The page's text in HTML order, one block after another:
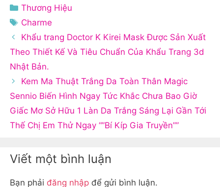
Danh
mục
Thương Hiệu
Thẻ
Charme
Khẩu trang Doctor K Kirei Mask Được Sản Xuất
Theo Thiết Kế Và Tiêu Chuẩn Của Khẩu Trang 3d
Nhật Bản.
Kem Ma Thuật Trắng Da Toàn Thân Magic
Sennio Biến Hình Ngay Tức Khắc Chưa Bao Giờ
Giấc Mơ Sở Hữu 1 Làn Da Trắng Sáng Lại Gần Tới
Thế Chị Em Thử Ngay “”Bí Kíp Gia Truyền””
Viết một bình luận
Bạn phải đăng nhập để gửi bình luận.